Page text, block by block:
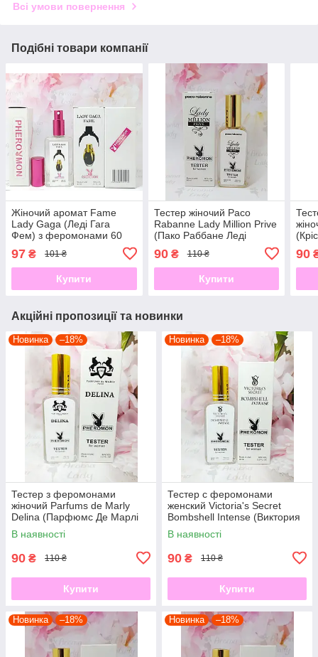
Всі умови повернення
Подібні товари компанії
Жіночий аромат Fame
Lady Gaga (Леді Гага
Фем) з феромонами 60
97 ₴ 101 ₴
Купити
Тестер жіночий Paco
Rabanne Lady Million Prive
(Пако Раббане Леді
90₴ 110 ₴
Купити
90
Акційні пропозиції та новинки
Новинка –18%
Тестер з феромонами
жіночий Parfums de Marly
Delina (Парфюмс Де Марлі
Делина) 65 мл
В наявності
90 ₴ 110 ₴
Купити
Новинка –18%
Тестер с феромонами
женский Victoria's Secret
Bombshell Intense (Виктория
Сикрет Бомбшелл Интенс) 65
мл
В наявності
90 ₴ 110 ₴
Купити
Новинка –18% Новинка –18%